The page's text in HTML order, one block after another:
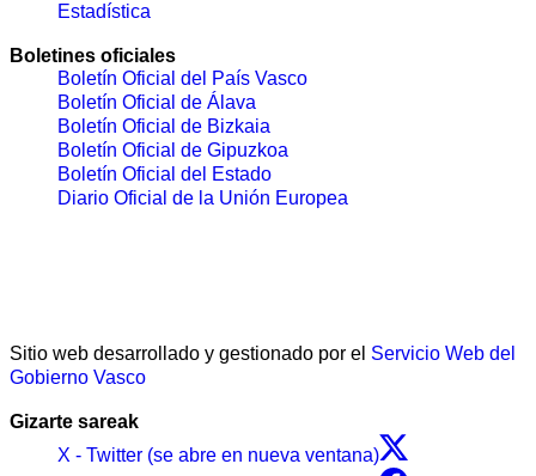
Estadística
Boletines oficiales
Boletín Oficial del País Vasco
Boletín Oficial de Álava
Boletín Oficial de Bizkaia
Boletín Oficial de Gipuzkoa
Boletín Oficial del Estado
Diario Oficial de la Unión Europea
Sitio web desarrollado y gestionado por el Servicio Web del
Gobierno Vasco
Gizarte sareak
X - Twitter (se abre en nueva ventana)